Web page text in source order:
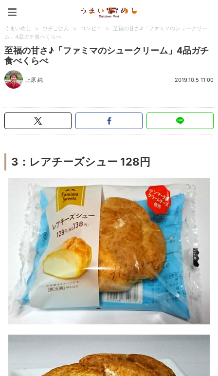
うまいめし > ウチごはん > コンビニ >
至福の甘さ♪「ファミマのシュークリー
ム」4品ガチ食べくらべ
至福の甘さ♪「ファミマのシュークリーム」4品ガチ
食べくらべ
上原 純 2019.10.5 11:00
3：レアチーズシュー 128円